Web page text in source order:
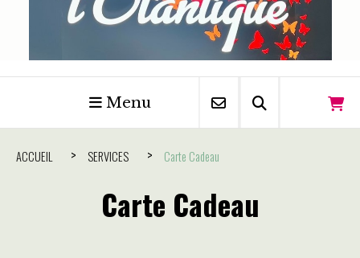
Menu
ACCUEIL SERVICES Carte Cadeau
Carte Cadeau